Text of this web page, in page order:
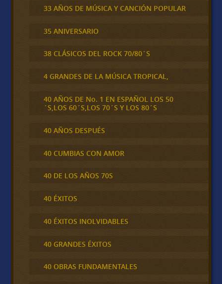
33 AÑOS DE MÚSICA Y CANCIÓN POPULAR
35 ANIVERSARIO
38 CLÁSICOS DEL ROCK 70/80´S
4 GRANDES DE LA MÚSICA TROPICAL,
40 AÑOS DE No. 1 EN ESPAÑOL LOS 50
´S,LOS 60´S,LOS 70´S Y LOS 80´S
40 AÑOS DESPUÉS
40 CUMBIAS CON AMOR
40 DE LOS AÑOS 70S
40 ÉXITOS
40 ÉXITOS INOLVIDABLES
40 GRANDES ÉXITOS
40 OBRAS FUNDAMENTALES